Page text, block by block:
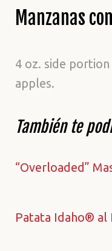
Manzanas
4 oz. side
apples.
También te
“Overloaded”
Patata Idaho® al